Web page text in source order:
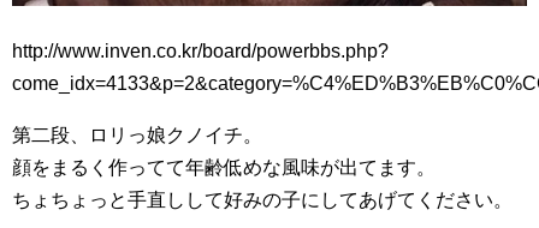
http://www.inven.co.kr/board/powerbbs.php?
第二段、ロリっ娘クノイチ。
顔をまるく作ってて年齢低めな風味が出てます。
ちょちょっと手直しして好みの子にしてあげてください。